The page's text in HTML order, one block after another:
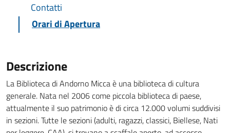
Contatti
Orari di Apertura
Descrizione
La Biblioteca di Andorno Micca è una biblioteca di cultura
generale. Nata nel 2006 come piccola biblioteca di paese,
attualmente il suo patrimonio è di circa 12.000 volumi suddivisi
in sezioni. Tutte le sezioni (adulti, ragazzi, classici, Biellese, Nati